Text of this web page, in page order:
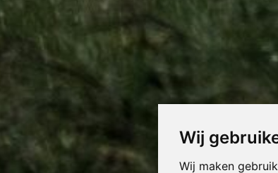
Wij
Wij maken